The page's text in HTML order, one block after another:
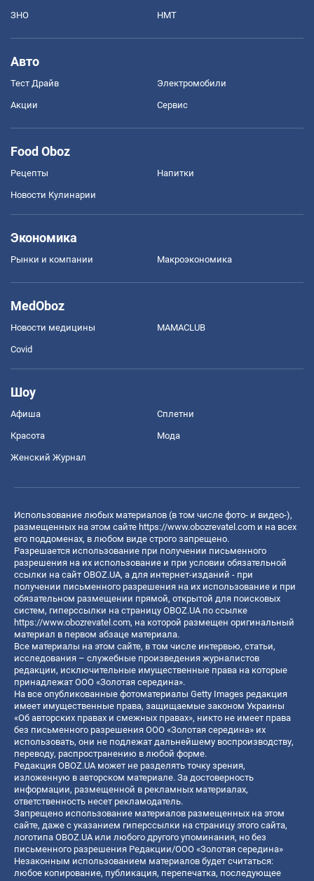
ЗНО НМТ
Авто
Тест Драйв Электромобили
Акции Сервис
Food Oboz
Рецепты Напитки
Новости Кулинарии
Экономика
Рынки и компании Mакроэкономика
MedOboz
Новости медицины MAMACLUB
Covid
Шоу
Афиша Сплетни
Красота Мода
Женский Журнал
Использование любых материалов (в том числе фото- и видео-),
размещенных на этом сайте https://www.obozrevatel.com и на всех
его поддоменах, в любом виде строго запрещено.
Разрешается использование при получении письменного
разрешения на их использование и при условии обязательной
ссылки на сайт OBOZ.UA, а для интернет-изданий - при
получении письменного разрешения на их использование и при
обязательном размещении прямой, открытой для поисковых
систем, гиперссылки на страницу OBOZ.UA по ссылке
https://www.obozrevatel.com, на которой размещен оригинальный
материал в первом абзаце материала.
Все материалы на этом сайте, в том числе интервью, статьи,
исследования – служебные произведения журналистов
редакции, исключительные имущественные права на которые
принадлежат ООО «Золотая середина».
На все опубликованные фотоматериалы Getty Images редакция
имеет имущественные права, защищаемые законом Украины
«Об авторских правах и смежных правах», никто не имеет права
без письменного разрешения ООО «Золотая середина» их
использовать, они не подлежат дальнейшему воспроизводству,
переводу, распространению в любой форме.
Редакция OBOZ.UA может не разделять точку зрения,
изложенную в авторском материале. За достоверность
информации, размещенной в рекламных материалах,
ответственность несет рекламодатель.
Запрещено использование материалов размещенных на этом
сайте, даже с указанием гиперссылки на страницу этого сайта,
логотипа OBOZ.UA или любого другого упоминания, но без
письменного разрешения Редакции/ООО «Золотая середина»
Незаконным использованием материалов будет считаться:
любое копирование, публикация, перепечатка, последующее